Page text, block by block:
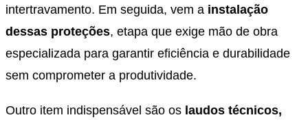
intertravamento. Em seguida, vem a instalação
dessas proteções, etapa que exige mão de obra
especializada para garantir eficiência e durabilidade
sem comprometer a produtividade.
Outro item indispensável são os laudos técnicos,